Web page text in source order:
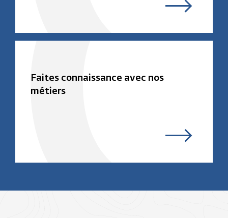
Faites connaissance avec nos
métiers